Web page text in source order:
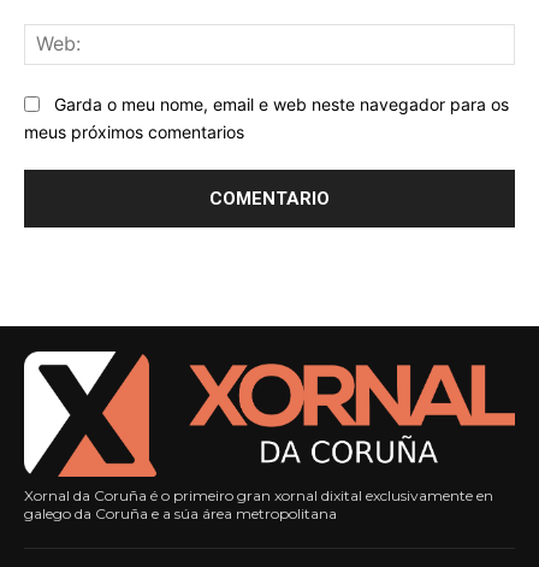
Garda o meu nome, email e web neste navegador para os
meus próximos comentarios
Xornal da Coruña é o primeiro gran xornal dixital exclusivamente en
galego da Coruña e a súa área metropolitana